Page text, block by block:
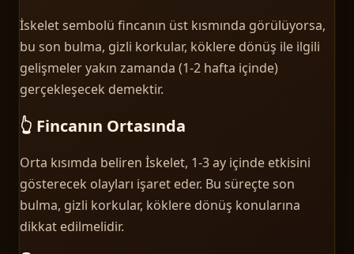
İskelet sembolü fincanın üst kısmında görülüyorsa,
bu son bulma, gizli korkular, köklere dönüş ile ilgili
gelişmeler yakın zamanda (1-2 hafta içinde)
gerçekleşecek demektir.
👆 Fincanın Ortasında
Orta kısımda beliren İskelet, 1-3 ay içinde etkisini
gösterecek olayları işaret eder. Bu süreçte son
bulma, gizli korkular, köklere dönüş konularına
dikkat edilmelidir.